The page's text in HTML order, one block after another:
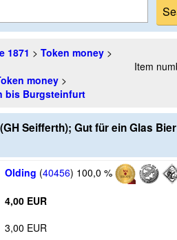
1871 > Token money >
money >
bis Burgsteinfurt
Item
Seifferth); Gut für ein Glas
Olding (40456) 100,0 %
4,00 EUR
3,00 EUR